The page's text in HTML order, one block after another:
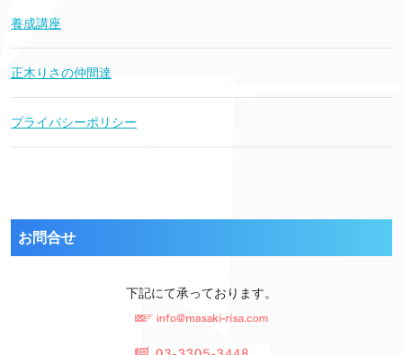
養成講座
正木りさの仲間達
プライバシーポリシー
お問合せ
下記にて承っております。